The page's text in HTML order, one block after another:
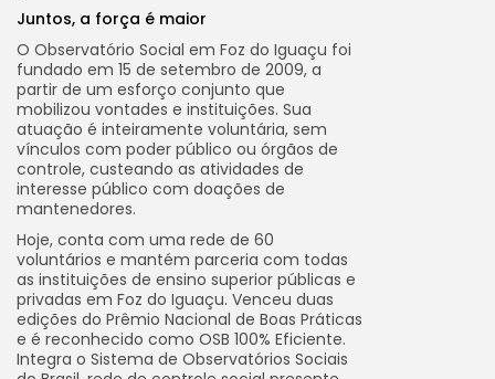
Juntos, a força é maior
O Observatório Social em Foz do Iguaçu foi
fundado em 15 de setembro de 2009, a
partir de um esforço conjunto que
mobilizou vontades e instituições. Sua
atuação é inteiramente voluntária, sem
vínculos com poder público ou órgãos de
controle, custeando as atividades de
interesse público com doações de
mantenedores.
Hoje, conta com uma rede de 60
voluntários e mantém parceria com todas
as instituições de ensino superior públicas e
privadas em Foz do Iguaçu. Venceu duas
edições do Prêmio Nacional de Boas Práticas
e é reconhecido como OSB 100% Eficiente.
Integra o Sistema de Observatórios Sociais